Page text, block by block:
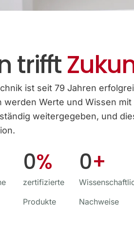
trifft
ist seit 79 Jahren
werden Werte und Wissen
weitergegeben, und
zertifizierte
Produkte
0%
Nachweise
0+